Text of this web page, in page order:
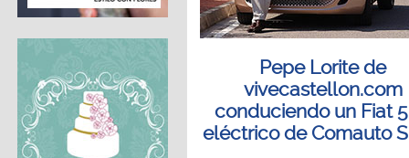
Pepe Lorite de
vivecastellon.com
conduciendo un Fiat
eléctrico de Comauto